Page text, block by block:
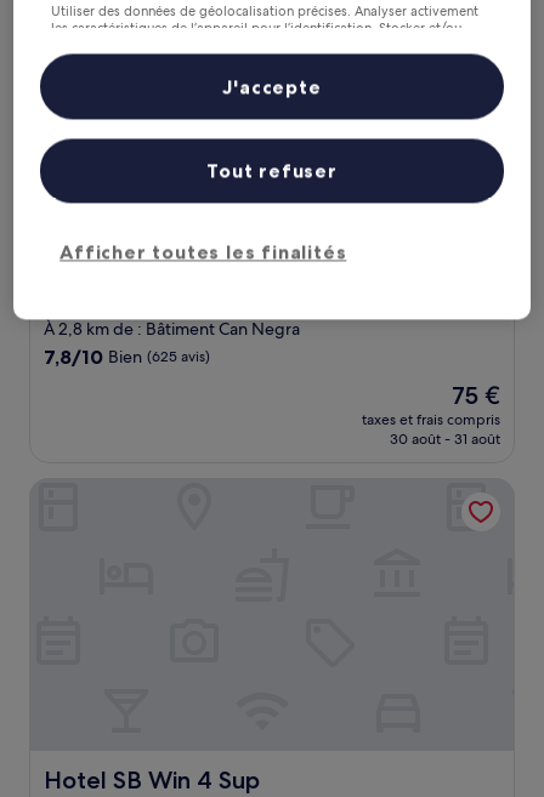
Hotel El Castell
Hotel El Castell
3.0 étoiles
À 2,8 km de : Bâtiment Can Negra
7.8
7,8/10 Bien (625 avis)
Le
nouveau
prix
de
75 €
75 €
taxes et frais compris
30 août - 31 août
Hotel SB Win 4 Sup
Hotel SB Win 4 Sup
Utiliser des données de géolocalisation précises. Analyser activement
les caractéristiques de l’appareil pour l’identification. Stocker et/ou
personnalisés, mesure de performance des publicités et du contenu,
études d’audience et développement de services.
Liste de nos partenaires (fournisseurs)
Afficher toutes les finalités
Tout refuser
J'accepte